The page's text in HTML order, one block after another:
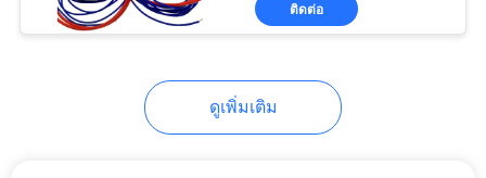
ฟิวส์ความร้อน
ติดต่อ
ดูเพิ่มเติม